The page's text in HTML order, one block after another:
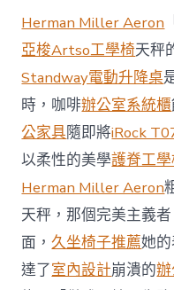
Herman Miller Aeron
亞梭Artso工學椅天秤
Standway電動升降桌
時，咖啡辦公室系統櫃
公家具隨即將iRock
以柔性的美學護脊工
Herman Miller Aeron
天秤，那個完美主義
面，久坐椅子推薦她
達了室內設計崩潰的